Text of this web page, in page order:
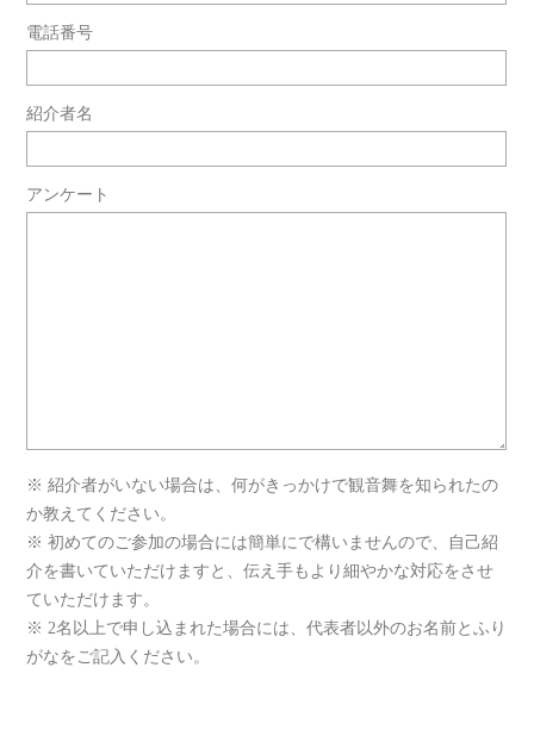
電話番号
紹介者名
アンケート
※ 紹介者がいない場合は、何がきっかけで観音舞を知られたの
か教えてください。
※ 初めてのご参加の場合には簡単にで構いませんので、自己紹
介を書いていただけますと、伝え手もより細やかな対応をさせ
ていただけます。
※ 2名以上で申し込まれた場合には、代表者以外のお名前とふり
がなをご記入ください。